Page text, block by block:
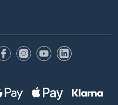
FacebookInstagram
YouTubeLinkedIn